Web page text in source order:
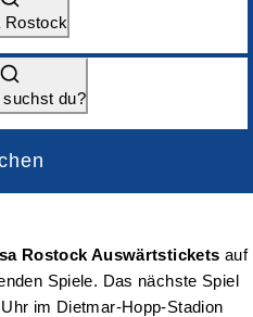
Rostock
du?
Rostock Auswärtstickets auf
Spiele. Das nächste Spiel
im Dietmar-Hopp-Stadion